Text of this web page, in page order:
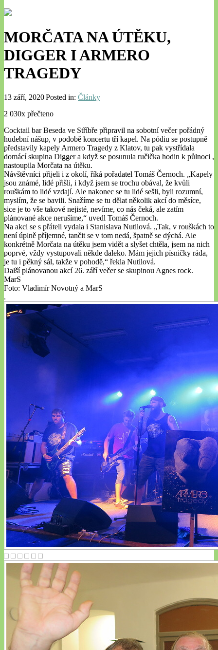
MORČATA NA ÚTĚKU,
DIGGER I ARMERO
TRAGEDY
13 září, 2020|Posted in: Články
2 030x přečteno
Cocktail bar Beseda ve Stříbře připravil na sobotní večer pořádný
hudební nášup, v podobě koncertu tří kapel. Na pódiu se postupně
představily kapely Armero Tragedy z Klatov, tu pak vystřídala
domácí skupina Digger a když se posunula ručička hodin k půlnoci ,
nastoupila Morčata na útěku.
Návštěvníci přijeli i z okolí, říká pořadatel Tomáš Černoch. „Kapely
jsou známé, lidé přišli, i když jsem se trochu obával, že kvůli
rouškám to lidé vzdají. Ale nakonec se tu lidé sešli, byli rozumní,
myslím, že se bavili. Snažíme se tu dělat několik akcí do měsíce,
sice je to vše takové nejisté, nevíme, co nás čeká, ale zatím
plánované akce nerušíme,“ uvedl Tomáš Černoch.
Na akci se s přáteli vydala i Stanislava Nutilová. „Tak, v rouškách to
není úplně příjemné, tančit se v tom nedá, špatně se dýchá. Ale
konkrétně Morčata na útěku jsem vidět a slyšet chtěla, jsem na nich
poprvé, vždy vystupovali někde daleko. Mám jejich písničky ráda,
je tu i pěkný sál, takže v pohodě,“ řekla Nutilová.
Další plánovanou akcí 26. září večer se skupinou Agnes rock.
MarS
Foto: Vladimír Novotný a MarS
.